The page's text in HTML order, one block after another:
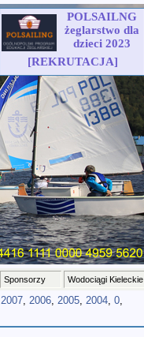
POLSAILNG
żeglarstwo dla
dzieci 2023
[REKRUTACJA]
Sponsorzy Wodociągi Kieleckie
2007, 2006, 2005, 2004, 0,